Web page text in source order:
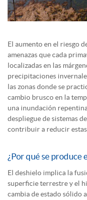
El aumento en el riesgo
amenazas que cada
localizadas en las
precipitaciones
las zonas donde se
cambio brusco en la
una inundación
despliegue de sistemas
contribuir a reducir estas
¿Por qué se produce
El deshielo implica la
superficie terrestre y el
cambia de estado sólido